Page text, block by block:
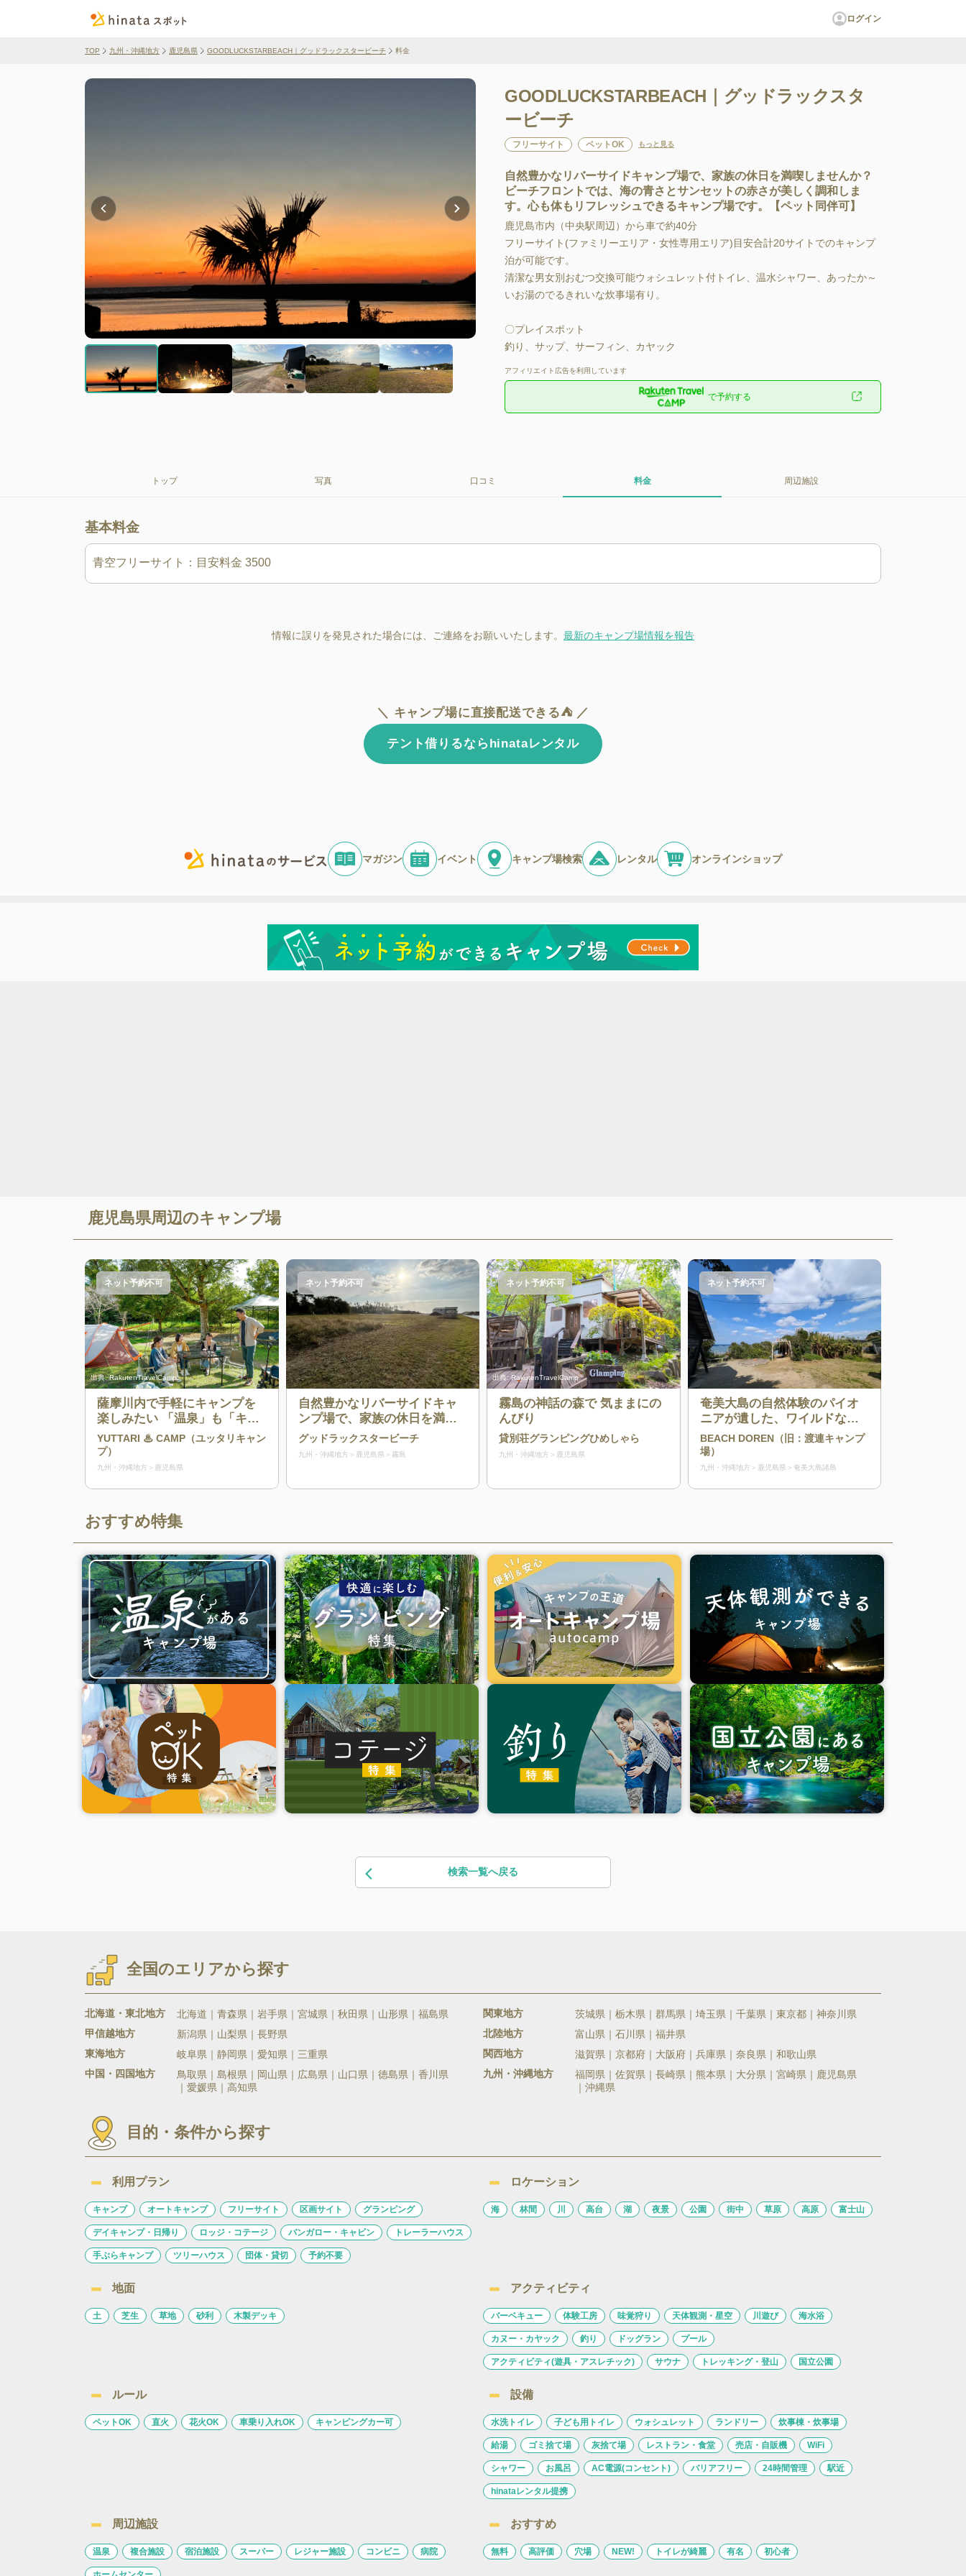
ログイン
TOP 九州・沖縄地方 鹿児島県 GOODLUCKSTARBEACH｜グッドラックスタービーチ 料金
GOODLUCKSTARBEACH｜グッドラックスタ
ービーチ
フリーサイト ペットOK もっと見る
自然豊かなリバーサイドキャンプ場で、家族の休日を満喫しませんか？
ビーチフロントでは、海の青さとサンセットの赤さが美しく調和しま
す。心も体もリフレッシュできるキャンプ場です。【ペット同伴可】
鹿児島市内（中央駅周辺）から車で約40分
フリーサイト(ファミリーエリア・女性専用エリア)目安合計20サイトでのキャンプ
泊が可能です。
清潔な男女別おむつ交換可能ウォシュレット付トイレ、温水シャワー、あったか～
いお湯のでるきれいな炊事場有り。
〇プレイスポット
釣り、サップ、サーフィン、カヤック
アフィリエイト広告を利用しています
で予約する
トップ 写真 口コミ 料金 周辺施設
基本料金
情報に誤りを発見された場合には、ご連絡をお願いいたします。 最新のキャンプ場情報を報告
＼ キャンプ場に直接配送できる⛺ ／
テント借りるならhinataレンタル
マガジン イベント キャンプ場検索 レンタル オンラインショップ
鹿児島県周辺のキャンプ場
出典:RakutenTravelCamp
ネット予約不可
薩摩川内で手軽にキャンプを
楽しみたい 「温泉」も「キャ
ンプ」も楽しみたい方におす
すめ！温泉とキャンプが融合
した「心も身体もくつろぎあ
てリラックスしていただきた
な思いから誕生しました。
YUTTARI ♨ CAMP（ユッタリキャン
プ）
九州・沖縄地方 鹿児島県
ネット予約不可
自然豊かなリバーサイドキャ
ンプ場で、家族の休日を満喫
しませんか？ビーチフロント
では、海の青さとサンセット
キャンプ場です。【ペット同
グッドラックスタービーチ
九州・沖縄地方 鹿児島県 霧島
出典:RakutenTravelCamp
ネット予約不可
霧島の神話の森で 気ままにの
んびり
貸別荘グランピングひめしゃら
九州・沖縄地方 鹿児島県
ネット予約不可
奄美大島の自然体験のパイオ
ニアが遺した、ワイルドな聖
域。
BEACH DOREN（旧：渡連キャンプ
場）
九州・沖縄地方 鹿児島県 奄美大島諸島
おすすめ特集
検索一覧へ戻る
全国のエリアから探す
北海道・東北地方 北海道 青森県 岩手県 宮城県 秋田県 山形県 福島県 関東地方 茨城県 栃木県 群馬県 埼玉県 千葉県 東京都
神奈川県
甲信越地方
新潟県 山梨県 長野県 北陸地方 富山県 石川県
福井県
東海地方
岐阜県 静岡県 愛知県 三重県 関西地方 滋賀県 京都府 大阪府 兵庫県 奈良県
和歌山県
中国・四国地方
鳥取県 島根県 岡山県 広島県 山口県 徳島県
香川県
愛媛県
高知県
九州・沖縄地方 福岡県 佐賀県 長崎県 熊本県 大分県 宮崎県
鹿児島県
沖縄県
目的・条件から探す
利用プラン
キャンプ オートキャンプ フリーサイト 区画サイト グランピング
デイキャンプ・日帰り ロッジ・コテージ バンガロー・キャビン トレーラーハウス
手ぶらキャンプ ツリーハウス 団体・貸切 予約不要
ロケーション
海 林間 川 高台 湖 夜景 公園 街中 草原 高原 富士山
地面
土 芝生 草地 砂利 木製デッキ
アクティビティ
バーベキュー 体験工房 味覚狩り 天体観測・星空 川遊び 海水浴
カヌー・カヤック 釣り ドッグラン プール
アクティビティ(遊具・アスレチック) サウナ トレッキング・登山 国立公園
ルール
ペットOK 直火 花火OK 車乗り入れOK キャンピングカー可
設備
水洗トイレ 子ども用トイレ ウォシュレット ランドリー 炊事棟・炊事場
給湯 ゴミ捨て場 灰捨て場 レストラン・食堂 売店・自販機 WiFi
シャワー お風呂 AC電源(コンセント) バリアフリー 24時間管理 駅近
hinataレンタル提携
周辺施設
温泉 複合施設 宿泊施設 スーパー レジャー施設 コンビニ 病院
おすすめ
無料 高評価 穴場 NEW! トイレが綺麗 有名 初心者